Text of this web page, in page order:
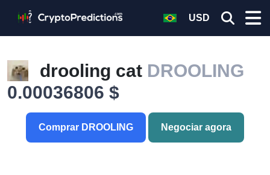
USD
drooling cat DROOLING
0.00036806 $
Comprar DROOLING Negociar agora